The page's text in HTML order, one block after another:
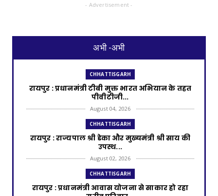
- Advertisement -
अभी -अभी
CHHATTISGARH
रायपुर : प्रधानमंत्री टीबी मुक्त भारत अभियान के तहत
पीवीटीजी...
August 04, 2026
CHHATTISGARH
रायपुर : राज्यपाल श्री डेका और मुख्यमंत्री श्री साय की
उपस्थ...
August 02, 2026
CHHATTISGARH
रायपुर : प्रधानमंत्री आवास योजना से साकार हो रहा